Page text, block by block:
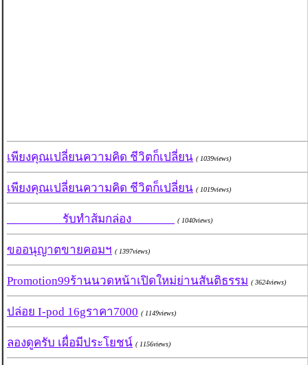
เพียงคุณเปลี่ยนความคิด ชีวิตก็เปลี่ยน ( 1039views)
เพียงคุณเปลี่ยนความคิด ชีวิตก็เปลี่ยน ( 1019views)
_________รับทำส้มกล่อง_______ ( 1040views)
ขออนุญาตขายคอมฯ ( 1397views)
Promotion99ร้านนวดหน้าเปิดใหม่ย่านสันติธรรม ( 3624views)
ปล่อย I-pod 16gราคา7000 ( 1149views)
ลองดูครับ เผื่อมีประโยชน์ ( 1156views)